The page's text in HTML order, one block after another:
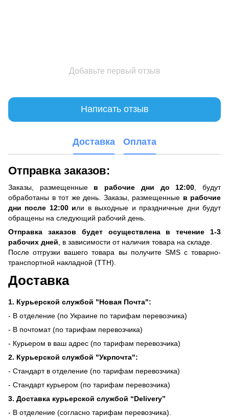
Добавьте первый отзыв
Написать отзыв
Доставка Оплата
Отправка заказов:
Заказы, размещенные в рабочие дни до 12:00 , будут
обработаны в тот же день. Заказы, размещенные в рабочие
дни после 12:00 или в выходные и праздничные дни будут
обращены на следующий рабочий день.
Отправка заказов будет осуществлена ​​в течение 1-3
рабочих дней , в зависимости от наличия товара на складе.
После отгрузки вашего товара вы получите SMS с товарно-
транспортной накладной (ТТН).
Доставка
1. Курьерской службой "Новая Почта":
- В отделение (по Украине по тарифам перевозчика)
- В почтомат (по тарифам перевозчика)
- Курьером в ваш адрес (по тарифам перевозчика)
2. Курьерской службой "Укрпочта":
- Стандарт в отделение (по тарифам перевозчика)
- Стандарт курьером (по тарифам перевозчика)
3. Доставка курьерской службой “Delivery”
- В отделение (согласно тарифам перевозчика).